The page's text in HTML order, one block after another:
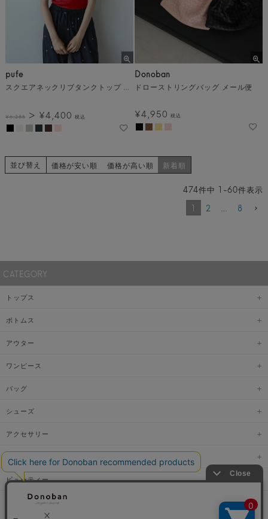
pufe
¥6,285 ¥4,400 税込
Donoban
ドローストリングバッグ メール便
¥4,950 税込
並び替え 価格が安い順 価格が高い順 新着順
474件中 1 -60件表示
1
2 8
CATEGORY
トップス
ボトムス
アウター
ワンピース
バッグ
シューズ
アクセサリー
ファッショングッズ
ビューティー